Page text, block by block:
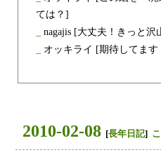
ては？]
nagajis [大丈夫！きっと沢
オッキライ [期待してます
2010-02-08 [長年日記]